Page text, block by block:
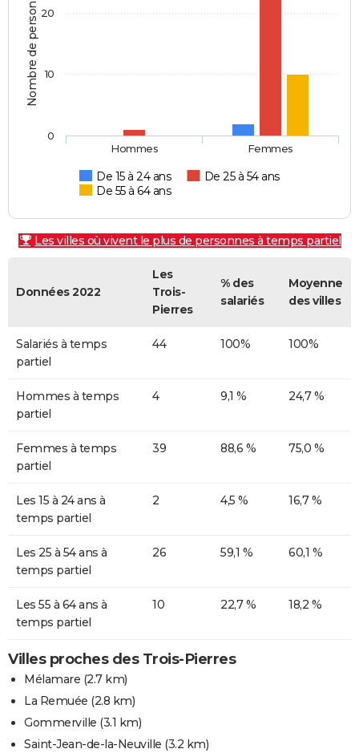
Nombre de personnes
De 15 à 24 ans
De 25 à 54 ans
De 55 à 64 ans
Hommes Femmes
0
10
20
Les villes où vivent le plus de personnes à temps partiel
Données 2022
Les
Trois-
Pierres
% des
salariés
Moyenne
des villes
Salariés à temps
partiel
44 100% 100%
Hommes à temps
partiel
4 9,1 % 24,7 %
Femmes à temps
partiel
39 88,6 % 75,0 %
Les 15 à 24 ans à
temps partiel
2 4,5 % 16,7 %
Les 25 à 54 ans à
temps partiel
26 59,1 % 60,1 %
Les 55 à 64 ans à
temps partiel
10 22,7 % 18,2 %
Villes proches des Trois-Pierres
Mélamare (2.7 km)
La Remuée (2.8 km)
Gommerville (3.1 km)
Saint-Jean-de-la-Neuville (3.2 km)